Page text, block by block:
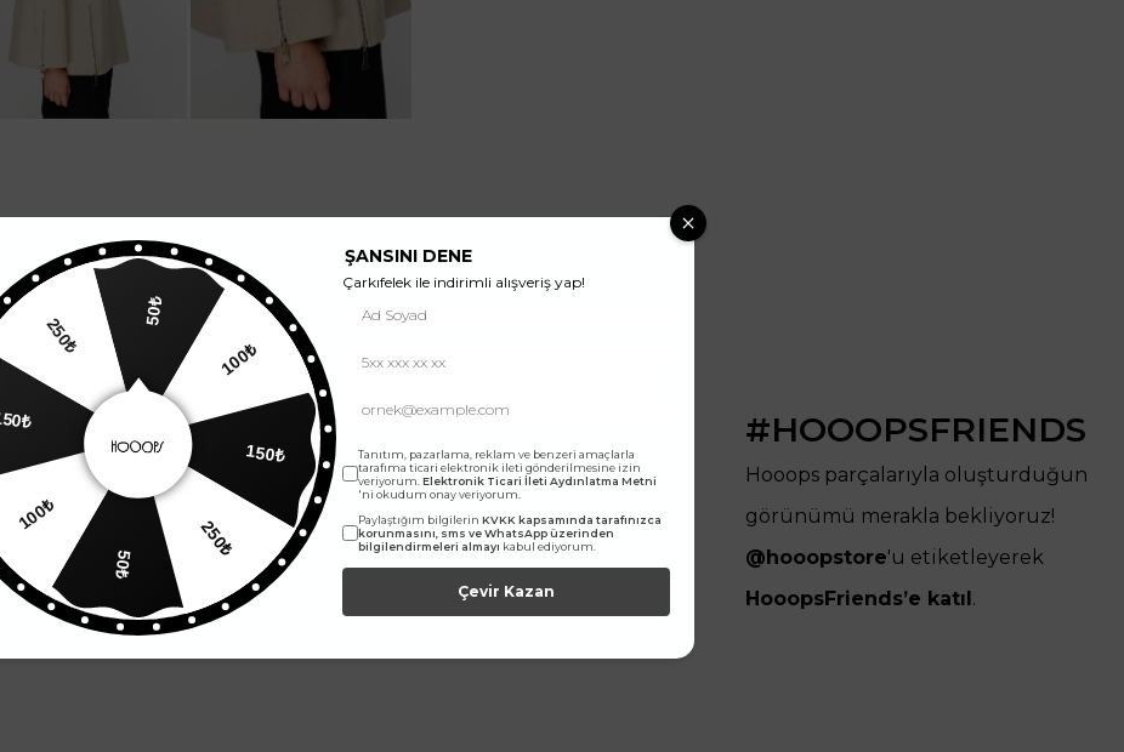
#HOOOPSFRIENDS
Hooops parçalarıyla oluşturduğun
görünümü merakla bekliyoruz!
@hooopstore'u etiketleyerek
HooopsFriends’e katıl.
50₺
100₺
250₺
50₺
100₺
150₺
250₺
ŞANSINI DENE
Çarkıfelek ile indirimli alışveriş yap!
Tanıtım, pazarlama, reklam ve benzeri amaçlarla
tarafıma ticari elektronik ileti gönderilmesine izin
veriyorum. Elektronik Ticari İleti Aydınlatma Metni
'ni okudum onay veriyorum.
Paylaştığım bilgilerin KVKK kapsamında tarafınızca
korunmasını, sms ve WhatsApp üzerinden
bilgilendirmeleri almayı kabul ediyorum.
Çevir Kazan